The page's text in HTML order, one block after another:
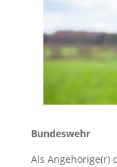
Bundeswehr
Als Angehörige(r)